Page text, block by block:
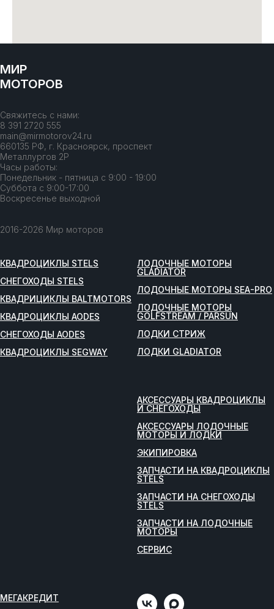
МИР
МОТОРОВ
Свяжитесь с нами:
8 391 2720 555
main@mirmotorov24.ru
660135 РФ, г. Красноярск, проспект
Металлургов 2Р
Часы работы:
Понедельник - пятница с 9:00 - 19:00
Суббота с 9:00-17:00
Воскресенье выходной
2016-2026 Мир моторов
КВАДРОЦИКЛЫ STELS
СНЕГОХОДЫ STELS
КВАДРИЦИКЛЫ BALTMOTORS
КВАДРОЦИКЛЫ AODES
СНЕГОХОДЫ AODES
КВАДРОЦИКЛЫ SEGWAY
ЛОДОЧНЫЕ МОТОРЫ
GLADIATOR
ЛОДОЧНЫЕ МОТОРЫ SEA-PRO
ЛОДОЧНЫЕ МОТОРЫ
GOLFSTREAM / PARSUN
ЛОДКИ СТРИЖ
ЛОДКИ GLADIATOR
АКСЕССУАРЫ КВАДРОЦИКЛЫ
И СНЕГОХОДЫ
АКСЕССУАРЫ ЛОДОЧНЫЕ
МОТОРЫ И ЛОДКИ
ЭКИПИРОВКА
ЗАПЧАСТИ НА КВАДРОЦИКЛЫ
STELS
ЗАПЧАСТИ НА СНЕГОХОДЫ
STELS
ЗАПЧАСТИ НА ЛОДОЧНЫЕ
МОТОРЫ
СЕРВИС
МЕГАКРЕДИТ